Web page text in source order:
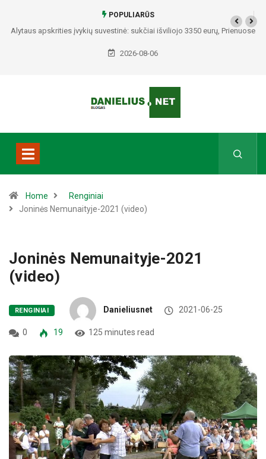
POPULIARŪS
Alytaus apskrities įvykių suvestinė: sukčiai išviliojo 3350 eurų, Prienuose
– policijos gaudynės, Varėnos rajone rasti du mirę žmonės
2026-08-06
Home
Renginiai
Joninės Nemunaityje-2021 (video)
Joninės Nemunaityje-2021
(video)
RENGINIAI Danieliusnet 2021-06-25
0 19 125 minutes read